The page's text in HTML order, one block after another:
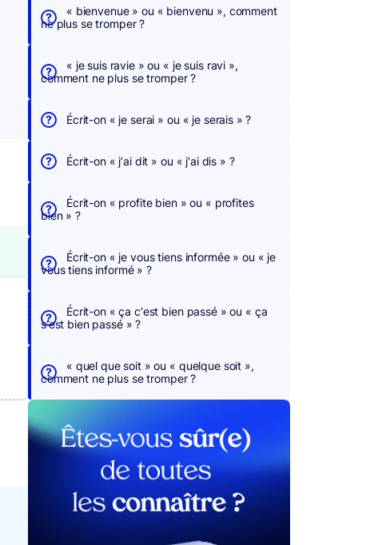
« bienvenue » ou « bienvenu », comment
ne plus se tromper ?
« je suis ravie » ou « je suis ravi »,
comment ne plus se tromper ?
Écrit-on « je serai » ou « je serais » ?
Écrit-on « j’ai dit » ou « j’ai dis » ?
Écrit-on « profite bien » ou « profites
bien » ?
Écrit-on « je vous tiens informée » ou « je
vous tiens informé » ?
Écrit-on « ça c’est bien passé » ou « ça
s’est bien passé » ?
« quel que soit » ou « quelque soit »,
comment ne plus se tromper ?